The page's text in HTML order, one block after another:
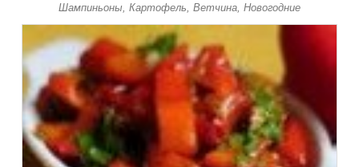
Шампиньоны, Картофель, Ветчина, Новогодние